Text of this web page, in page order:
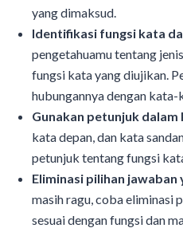
yang dimaksud.
Identifikasi fungsi kata
pengetahuamu tentang
fungsi kata yang diujikan.
hubungannya dengan kata-
Gunakan petunjuk dalam
kata depan, dan kata
petunjuk tentang fungsi
Eliminasi pilihan jawaban
masih ragu, coba eliminasi
sesuai dengan fungsi dan